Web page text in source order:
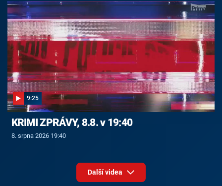
9:25
KRIMI ZPRÁVY, 8.8. v 19:40
8. srpna 2026 19:40
Další videa